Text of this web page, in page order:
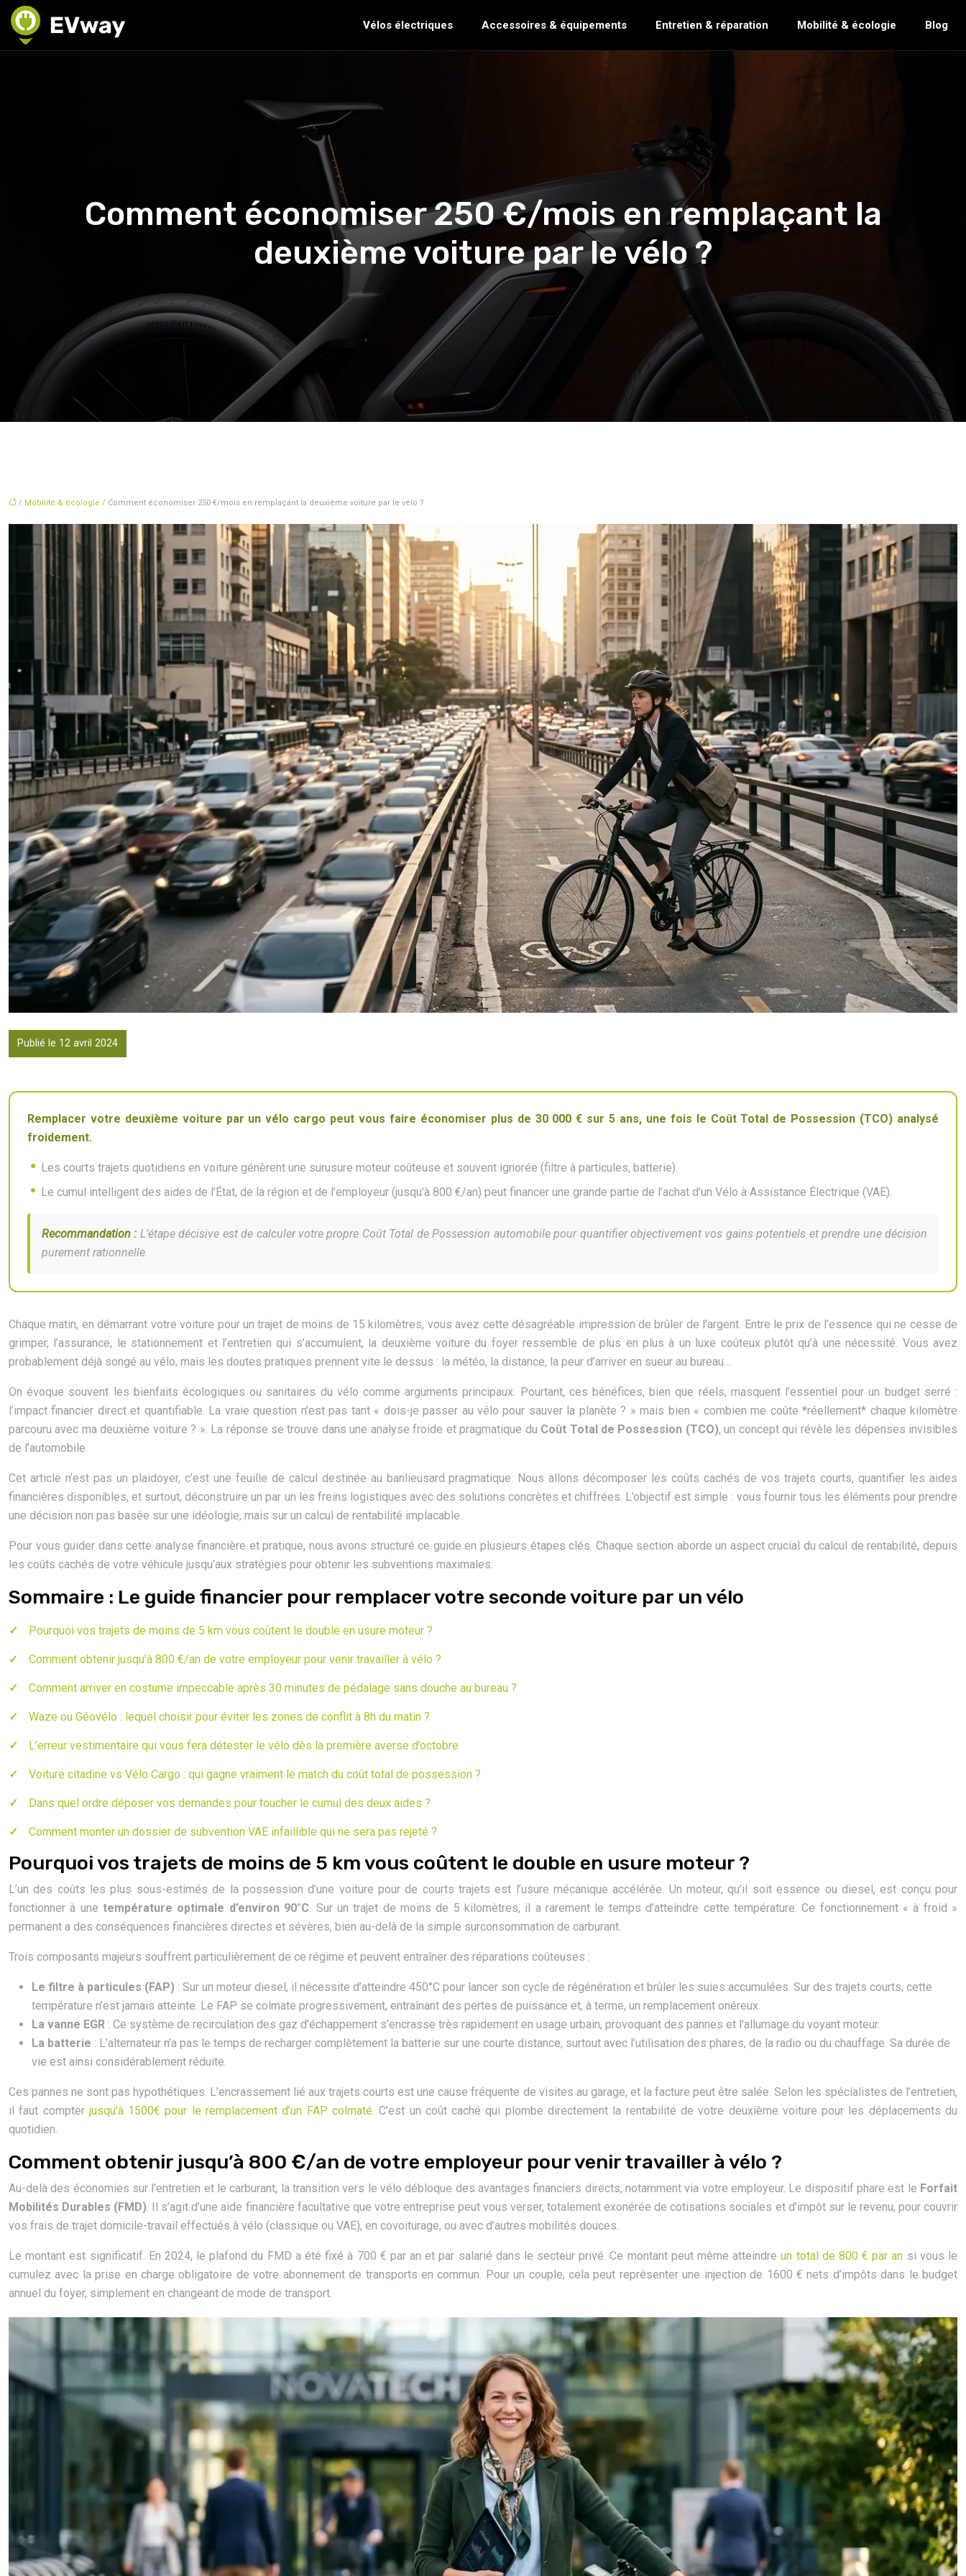
Vélos électriques Accessoires & équipements Entretien & réparation Mobilité & écologie Blog
Comment économiser 250 €/mois en remplaçant la
deuxième voiture par le vélo ?
/ Mobilité & écologie / Comment économiser 250 €/mois en remplaçant la deuxième voiture par le vélo ?
Publié le 12 avril 2024
Remplacer votre deuxième voiture par un vélo cargo peut vous faire économiser plus de 30 000 € sur 5 ans, une fois le Coût Total de Possession (TCO) analysé
froidement.
Les courts trajets quotidiens en voiture génèrent une surusure moteur coûteuse et souvent ignorée (filtre à particules, batterie).
Le cumul intelligent des aides de l’État, de la région et de l’employeur (jusqu’à 800 €/an) peut financer une grande partie de l’achat d’un Vélo à Assistance Électrique (VAE).
Recommandation : L’étape décisive est de calculer votre propre Coût Total de Possession automobile pour quantifier objectivement vos gains potentiels et prendre une décision
purement rationnelle.
Chaque matin, en démarrant votre voiture pour un trajet de moins de 15 kilomètres, vous avez cette désagréable impression de brûler de l’argent. Entre le prix de l’essence qui ne cesse de
grimper, l’assurance, le stationnement et l’entretien qui s’accumulent, la deuxième voiture du foyer ressemble de plus en plus à un luxe coûteux plutôt qu’à une nécessité. Vous avez
probablement déjà songé au vélo, mais les doutes pratiques prennent vite le dessus : la météo, la distance, la peur d’arriver en sueur au bureau…
On évoque souvent les bienfaits écologiques ou sanitaires du vélo comme arguments principaux. Pourtant, ces bénéfices, bien que réels, masquent l’essentiel pour un budget serré :
l’impact financier direct et quantifiable. La vraie question n’est pas tant « dois-je passer au vélo pour sauver la planète ? » mais bien « combien me coûte *réellement* chaque kilomètre
parcouru avec ma deuxième voiture ? ». La réponse se trouve dans une analyse froide et pragmatique du Coût Total de Possession (TCO), un concept qui révèle les dépenses invisibles
de l’automobile.
Cet article n’est pas un plaidoyer, c’est une feuille de calcul destinée au banlieusard pragmatique. Nous allons décomposer les coûts cachés de vos trajets courts, quantifier les aides
financières disponibles, et surtout, déconstruire un par un les freins logistiques avec des solutions concrètes et chiffrées. L’objectif est simple : vous fournir tous les éléments pour prendre
une décision non pas basée sur une idéologie, mais sur un calcul de rentabilité implacable.
Pour vous guider dans cette analyse financière et pratique, nous avons structuré ce guide en plusieurs étapes clés. Chaque section aborde un aspect crucial du calcul de rentabilité, depuis
les coûts cachés de votre véhicule jusqu’aux stratégies pour obtenir les subventions maximales.
Sommaire : Le guide financier pour remplacer votre seconde voiture par un vélo
Pourquoi vos trajets de moins de 5 km vous coûtent le double en usure moteur ?
Comment obtenir jusqu’à 800 €/an de votre employeur pour venir travailler à vélo ?
Comment arriver en costume impeccable après 30 minutes de pédalage sans douche au bureau ?
Waze ou Géovélo : lequel choisir pour éviter les zones de conflit à 8h du matin ?
L’erreur vestimentaire qui vous fera détester le vélo dès la première averse d’octobre
Voiture citadine vs Vélo Cargo : qui gagne vraiment le match du coût total de possession ?
Dans quel ordre déposer vos demandes pour toucher le cumul des deux aides ?
Comment monter un dossier de subvention VAE infaillible qui ne sera pas rejeté ?
Pourquoi vos trajets de moins de 5 km vous coûtent le double en usure moteur ?
L’un des coûts les plus sous-estimés de la possession d’une voiture pour de courts trajets est l’usure mécanique accélérée. Un moteur, qu’il soit essence ou diesel, est conçu pour
fonctionner à une température optimale d’environ 90°C. Sur un trajet de moins de 5 kilomètres, il a rarement le temps d’atteindre cette température. Ce fonctionnement « à froid »
permanent a des conséquences financières directes et sévères, bien au-delà de la simple surconsommation de carburant.
Trois composants majeurs souffrent particulièrement de ce régime et peuvent entraîner des réparations coûteuses :
Le filtre à particules (FAP) : Sur un moteur diesel, il nécessite d’atteindre 450°C pour lancer son cycle de régénération et brûler les suies accumulées. Sur des trajets courts, cette
température n’est jamais atteinte. Le FAP se colmate progressivement, entraînant des pertes de puissance et, à terme, un remplacement onéreux.
La vanne EGR : Ce système de recirculation des gaz d’échappement s’encrasse très rapidement en usage urbain, provoquant des pannes et l’allumage du voyant moteur.
La batterie : L’alternateur n’a pas le temps de recharger complètement la batterie sur une courte distance, surtout avec l’utilisation des phares, de la radio ou du chauffage. Sa durée de
vie est ainsi considérablement réduite.
Ces pannes ne sont pas hypothétiques. L’encrassement lié aux trajets courts est une cause fréquente de visites au garage, et la facture peut être salée. Selon les spécialistes de l’entretien,
il faut compter jusqu’à 1500€ pour le remplacement d’un FAP colmaté. C’est un coût caché qui plombe directement la rentabilité de votre deuxième voiture pour les déplacements du
quotidien.
Comment obtenir jusqu’à 800 €/an de votre employeur pour venir travailler à vélo ?
Au-delà des économies sur l’entretien et le carburant, la transition vers le vélo débloque des avantages financiers directs, notamment via votre employeur. Le dispositif phare est le Forfait
Mobilités Durables (FMD). Il s’agit d’une aide financière facultative que votre entreprise peut vous verser, totalement exonérée de cotisations sociales et d’impôt sur le revenu, pour couvrir
vos frais de trajet domicile-travail effectués à vélo (classique ou VAE), en covoiturage, ou avec d’autres mobilités douces.
Le montant est significatif. En 2024, le plafond du FMD a été fixé à 700 € par an et par salarié dans le secteur privé. Ce montant peut même atteindreun total de 800 € par an si vous le
cumulez avec la prise en charge obligatoire de votre abonnement de transports en commun. Pour un couple, cela peut représenter une injection de 1600 € nets d’impôts dans le budget
annuel du foyer, simplement en changeant de mode de transport.